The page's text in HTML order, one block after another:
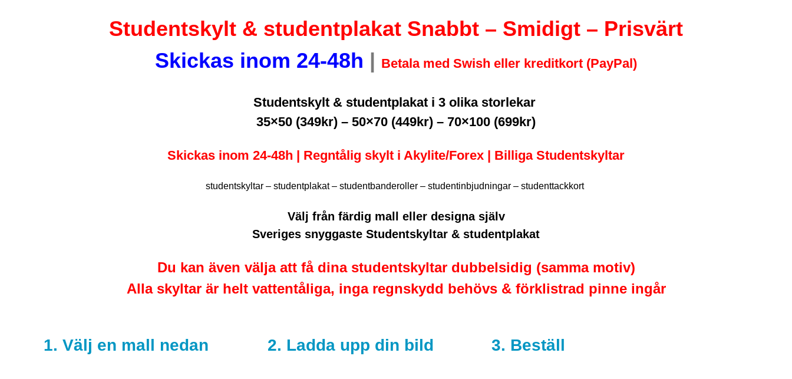
Studentskylt & studentplakat Snabbt – Smidigt – Prisvärt
Skickas inom 24-48h | Betala med Swish eller kreditkort (PayPal)
Studentskylt & studentplakat i 3 olika storlekar
35×50 (349kr) – 50×70 (449kr) – 70×100 (699kr)
Skickas inom 24-48h | Regntålig skylt i Akylite/Forex | Billiga Studentskyltar
studentskyltar – studentplakat – studentbanderoller – studentinbjudningar – studenttackkort
Välj från färdig mall eller designa själv
Sveriges snyggaste Studentskyltar & studentplakat
Du kan även välja att få dina studentskyltar dubbelsidig (samma motiv)
Alla skyltar är helt vattentåliga, inga regnskydd behövs & förklistrad pinne ingår
1. Välj en mall nedan 2. Ladda upp din bild 3. Beställ